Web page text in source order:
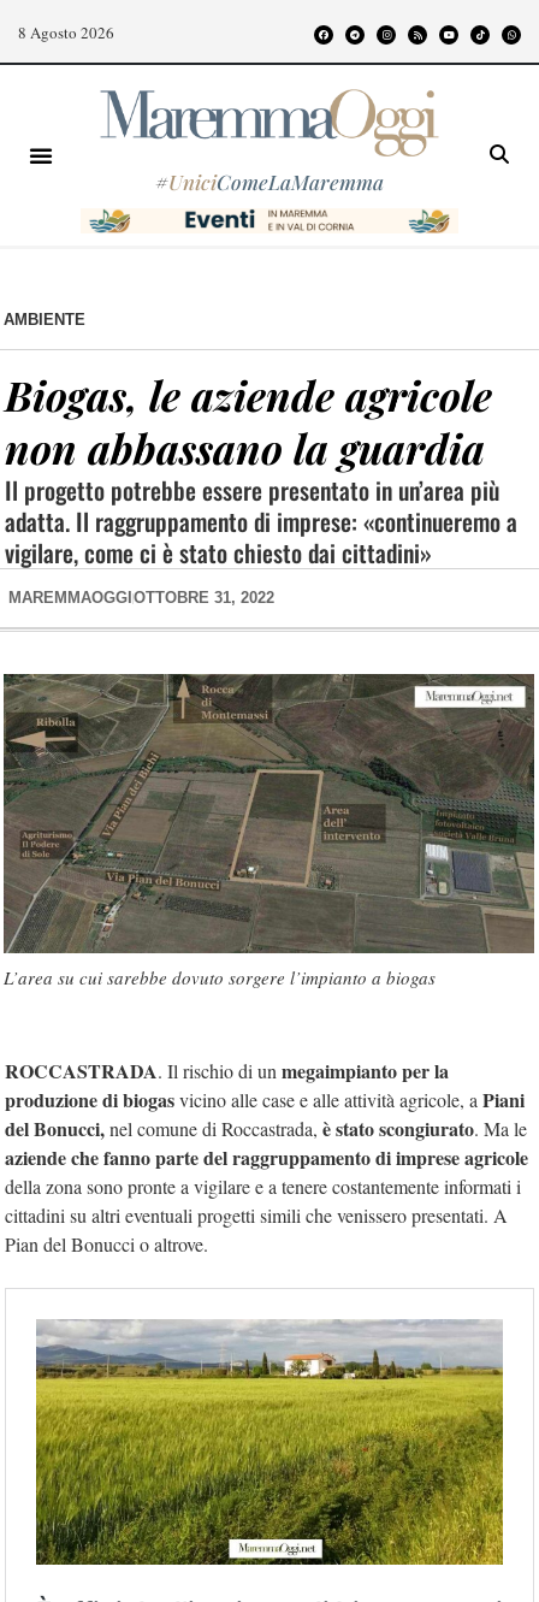
8 Agosto 2026
#UniciComeLaMaremma
AMBIENTE
Biogas, le aziende agricole
non abbassano la guardia
Il progetto potrebbe essere presentato in un’area più
adatta. Il raggruppamento di imprese: «continueremo a
vigilare, come ci è stato chiesto dai cittadini»
MAREMMAOGGI OTTOBRE 31, 2022
L’area su cui sarebbe dovuto sorgere l’impianto a biogas
ROCCASTRADA. Il rischio di un megaimpianto per la
produzione di biogasvicino alle case e alle attività agricole, a Piani
del Bonucci,nel comune di Roccastrada, è stato scongiurato. Ma le
aziende che fanno parte del raggruppamento di imprese agricole
della zona sono pronte a vigilare e a tenere costantemente informati i
cittadini su altri eventuali progetti simili che venissero presentati. A
Pian del Bonucci o altrove.